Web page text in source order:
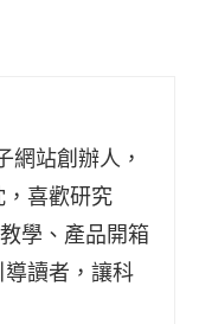
網站創辦人，
喜歡研究
學、產品開箱
讀者，讓科